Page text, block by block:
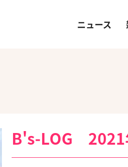
ニュース
B's-LOG 2021